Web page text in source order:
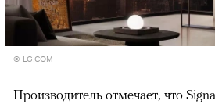
© LG.COM
Производитель отмечает, что